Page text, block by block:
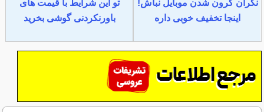
نگران گرون شدن موبایل نباش!
اینجا تخفیف خوبی داره
تو این شرایط با قیمت های
باورنکردنی گوشی بخرید